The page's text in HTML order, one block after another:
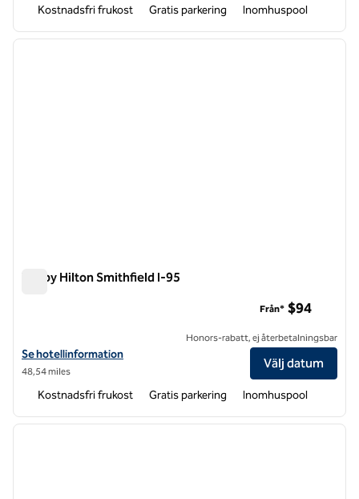
Kostnadsfri frukost Gratis parkering Inomhuspool
1 av 12
nästa
Tru by Hilton Smithfield I-95
Visa hotelluppgifter för Tru by Hilton Smithfield I-95
Se hotellinformation
48,54 miles
Från* $94
Honors-rabatt, ej återbetalningsbar
Välj datum
Kostnadsfri frukost Gratis parkering Inomhuspool
1 av 12
nästa